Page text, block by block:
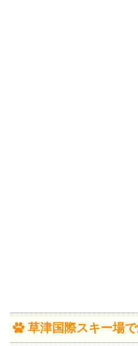
草津国際スキー場